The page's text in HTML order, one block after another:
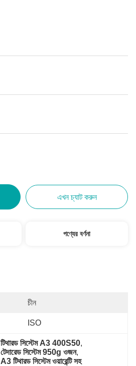
এখন চ্যাট করুন
পণ্যের বর্ণনা
চীন
ISO
টিথারড সিস্টেম A3 400S50,
টেদারেড সিস্টেম 950g ওজন,
A3 টিথারড সিস্টেম ওয়ারেন্টি সহ